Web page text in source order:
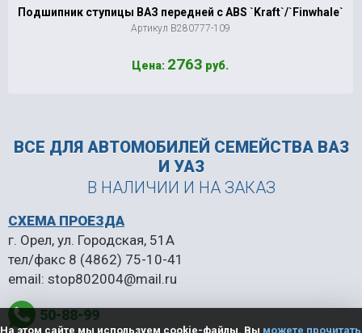
Подшипник ступицы ВАЗ передней с ABS `Kraft`/`Finwhale`
Артикул В280777-109
Цена: 2763 руб.
ВСЕ ДЛЯ АВТОМОБИЛЕЙ СЕМЕЙСТВА ВАЗ
И УАЗ
В НАЛИЧИИ И НА ЗАКАЗ
50-88-99
СХЕМА ПРОЕЗДА
г. Орел, ул. Городская, 51А
тел/факс 8 (4862) 75-10-41
email: stop802004@mail.ru
На этом сайте мы используем cookie-файлы. Вы можете прочитать